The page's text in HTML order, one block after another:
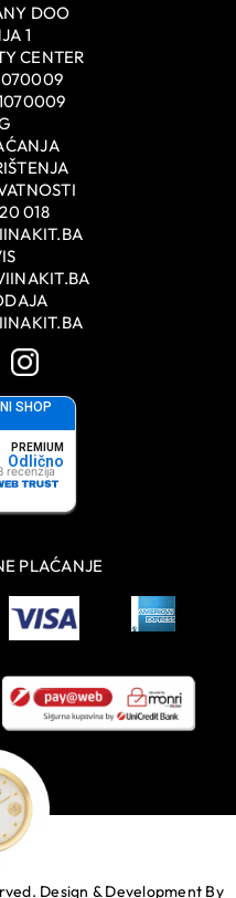
DOO
1
CENTER
018
PLAĆANJE
Design & Development By